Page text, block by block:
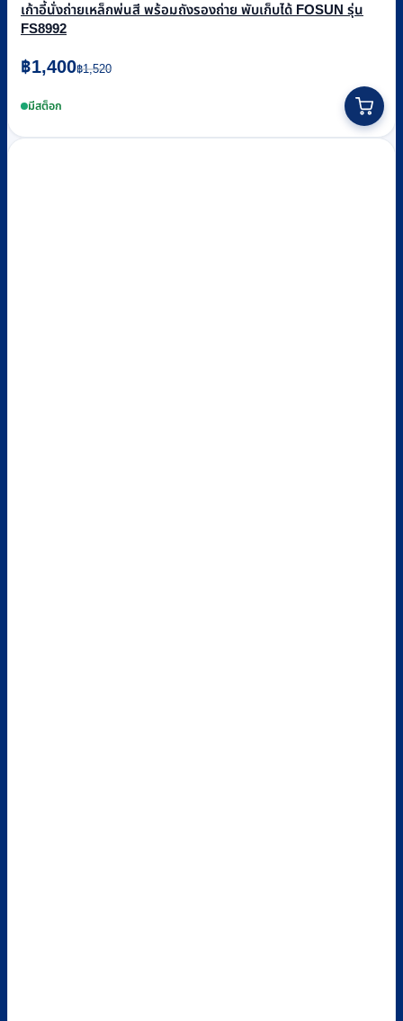
เก้าอี้นั่งถ่ายเหล็กพ่นสี พร้อมถังรองถ่าย พับเก็บได้ FOSUN รุ่น
FS8992
฿1,520
Original
price
was:
฿1,400
Current
price
is:มีสต็อก